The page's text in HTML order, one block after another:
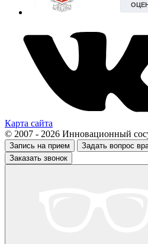
Карта сайта
© 2007 - 2026 Инновационный
Запись на прием Задать вопрос
Заказать звонок